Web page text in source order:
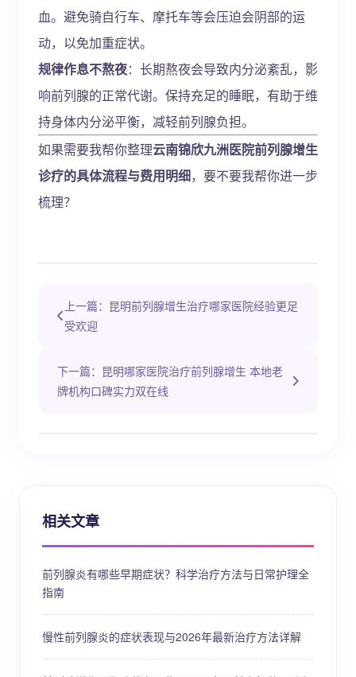
血。避免骑自行车、摩托车等会压迫会阴部的运
动，以免加重症状。
规律作息不熬夜：长期熬夜会导致内分泌紊乱，影
响前列腺的正常代谢。保持充足的睡眠，有助于维
持身体内分泌平衡，减轻前列腺负担。
如果需要我帮你整理云南锦欣九洲医院前列腺增生
诊疗的具体流程与费用明细，要不要我帮你进一步
梳理？
上一篇：昆明前列腺增生治疗哪家医院经验更足
受欢迎
下一篇：昆明哪家医院治疗前列腺增生 本地老
牌机构口碑实力双在线
相关文章
前列腺炎有哪些早期症状？科学治疗方法与日常护理全
指南
慢性前列腺炎的症状表现与2026年最新治疗方法详解